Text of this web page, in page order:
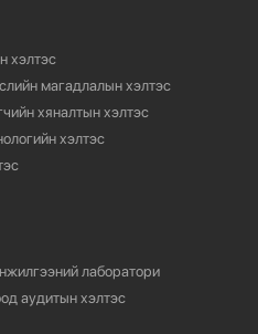
хэлтэс
магадлалын хэлтэс
хяналтын хэлтэс
хэлтэс
лаборатори
аудитын хэлтэс